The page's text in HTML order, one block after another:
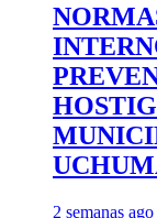
2 semanas ago